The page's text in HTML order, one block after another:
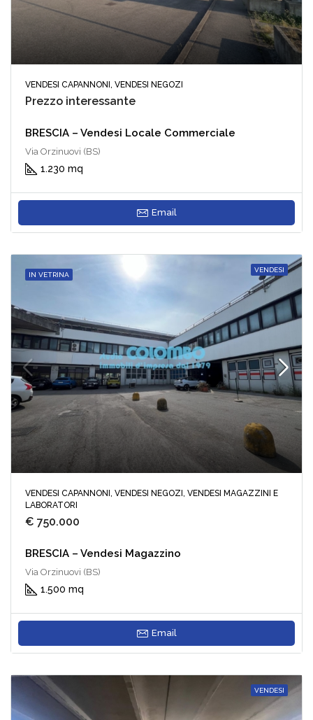
VENDESI CAPANNONI, VENDESI NEGOZI
Prezzo interessante
BRESCIA – Vendesi Locale Commerciale
Via Orzinuovi (BS)
1.230 mq
Email
IN VETRINA
VENDESI
VENDESI CAPANNONI, VENDESI NEGOZI, VENDESI MAGAZZINI E
LABORATORI
€ 750.000
BRESCIA – Vendesi Magazzino
Via Orzinuovi (BS)
1.500 mq
Email
VENDESI